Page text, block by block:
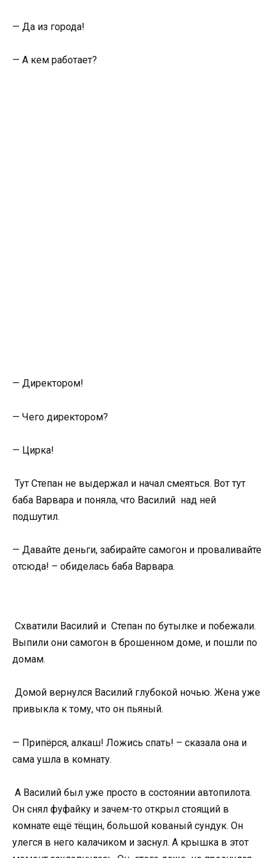
— Да из города!
— А кем работает?
— Директором!
— Чего директором?
— Цирка!
Тут Степан не выдержал и начал смеяться. Вот тут
баба Варвара и поняла, что Василий над ней
подшутил.
— Давайте деньги, забирайте самогон и проваливайте
отсюда! – обиделась баба Варвара.
Схватили Василий и Степан по бутылке и побежали.
Выпили они самогон в брошенном доме, и пошли по
домам.
Домой вернулся Василий глубокой ночью. Жена уже
привыкла к тому, что он пьяный.
— Припёрся, алкаш! Ложись спать! – сказала она и
сама ушла в комнату.
А Василий был уже просто в состоянии автопилота.
Он снял фуфайку и зачем-то открыл стоящий в
комнате ещё тёщин, большой кованый сундук. Он
улегся в него калачиком и заснул. А крышка в этот